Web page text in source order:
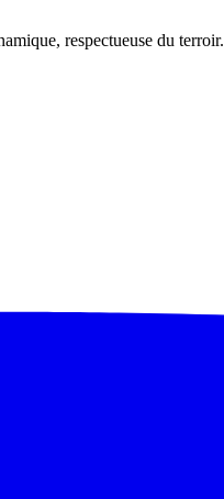
respectueuse du terroir.